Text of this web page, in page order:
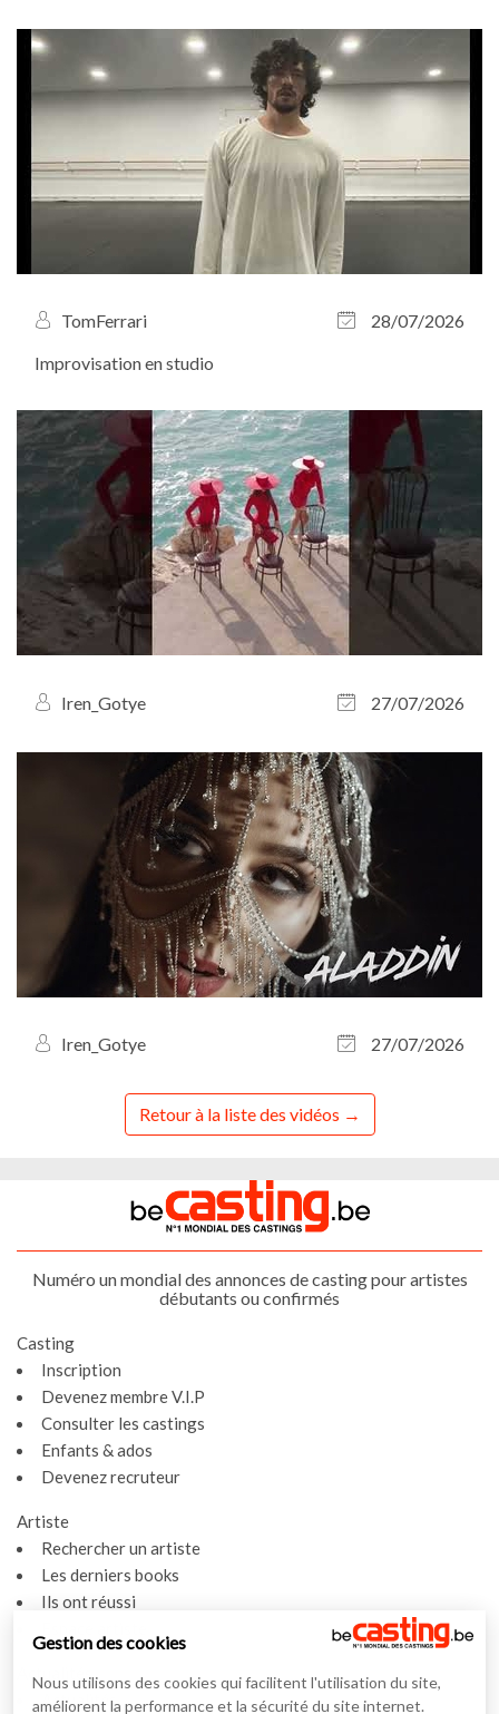
TomFerrari
28/07/2026
Improvisation en studio
Iren_Gotye 27/07/2026
Iren_Gotye 27/07/2026
Retour à la liste des vidéos
Numéro un mondial des annonces de casting pour artistes
débutants ou confirmés
Casting
Inscription
Devenez membre V.I.P
Consulter les castings
Enfants & ados
Devenez recruteur
Artiste
Rechercher un artiste
Les derniers books
Ils ont réussi
Actualités
Actualités
Gestion des cookies
Nous utilisons des cookies qui facilitent l'utilisation du site,
améliorent la performance et la sécurité du site internet.